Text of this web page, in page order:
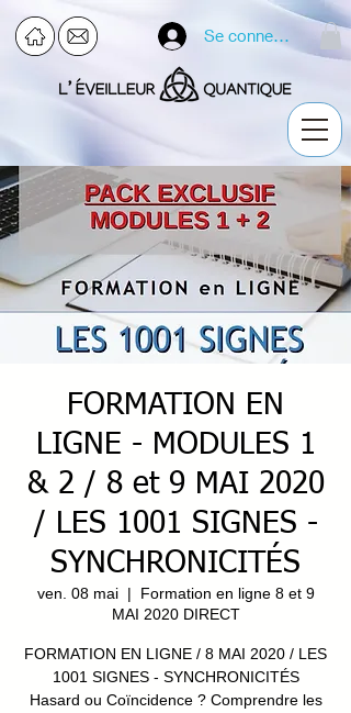
Se connecter
FORMATION EN
LIGNE - MODULES 1
& 2 / 8 et 9 MAI 2020
/ LES 1001 SIGNES -
SYNCHRONICITÉS
ven. 08 mai
  |
Formation en ligne 8 et 9
MAI 2020 DIRECT
FORMATION EN LIGNE / 8 MAI 2020 / LES
1001 SIGNES - SYNCHRONICITÉS
Hasard ou Coïncidence ? Comprendre les